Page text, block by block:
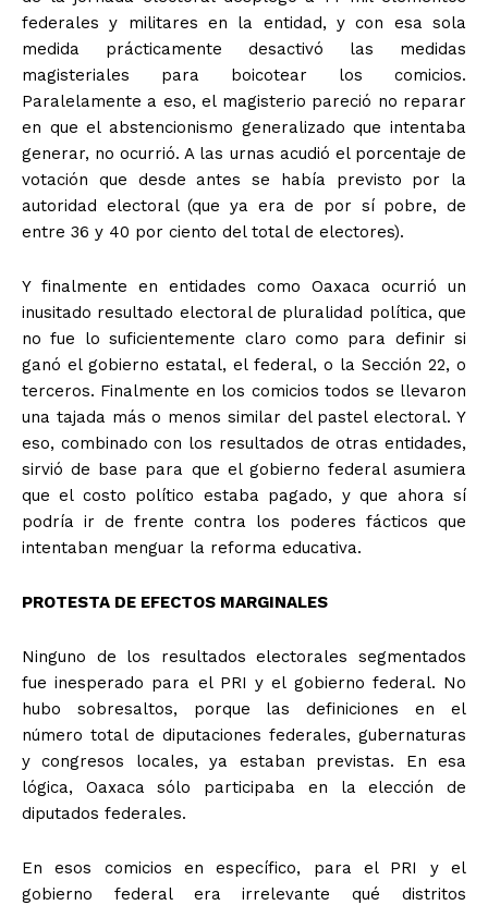
+ Todas las formas de lucha, potencialmente enlazadas
federales y militares en la entidad, y con esa sola
medida prácticamente desactivó las medidas
magisteriales para boicotear los comicios.
Paralelamente a eso, el magisterio pareció no reparar
en que el abstencionismo generalizado que intentaba
generar, no ocurrió. A las urnas acudió el porcentaje de
votación que desde antes se había previsto por la
autoridad electoral (que ya era de por sí pobre, de
entre 36 y 40 por ciento del total de electores).
Y finalmente en entidades como Oaxaca ocurrió un
inusitado resultado electoral de pluralidad política, que
no fue lo suficientemente claro como para definir si
ganó el gobierno estatal, el federal, o la Sección 22, o
terceros. Finalmente en los comicios todos se llevaron
una tajada más o menos similar del pastel electoral. Y
eso, combinado con los resultados de otras entidades,
sirvió de base para que el gobierno federal asumiera
que el costo político estaba pagado, y que ahora sí
podría ir de frente contra los poderes fácticos que
intentaban menguar la reforma educativa.
PROTESTA DE EFECTOS MARGINALES
Ninguno de los resultados electorales segmentados
fue inesperado para el PRI y el gobierno federal. No
hubo sobresaltos, porque las definiciones en el
número total de diputaciones federales, gubernaturas
y congresos locales, ya estaban previstas. En esa
lógica, Oaxaca sólo participaba en la elección de
diputados federales.
En esos comicios en específico, para el PRI y el
gobierno federal era irrelevante qué distritos